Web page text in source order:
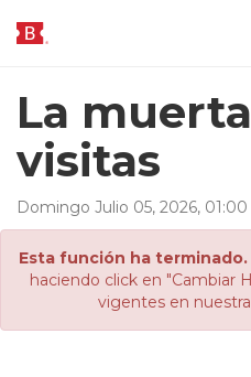
La
visitas
Domingo Julio 05, 2026, 01:00
Esta función ha terminado.
haciendo click en "Cambiar
vigentes en